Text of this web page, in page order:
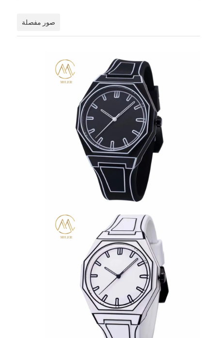
جولة في المصنع
ضبط الجودة
ساعة يد كوارتز
ساعة كوارتز بحزام جلدي
ساعة من الفولاذ المقاوم للصدأ
صور مفصلة